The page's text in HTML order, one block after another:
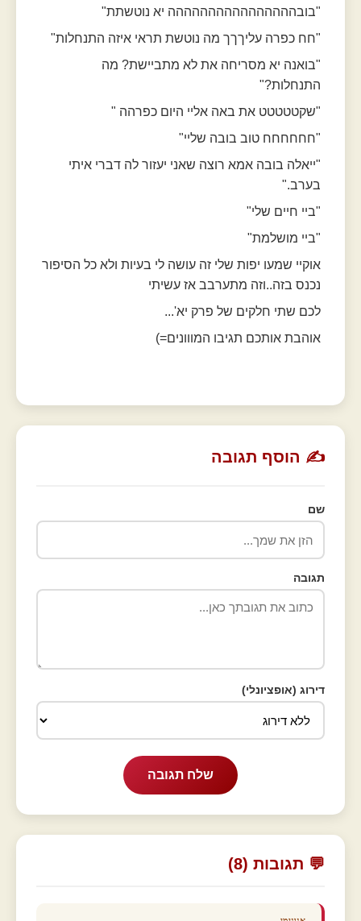
"בובהההההההההההההההה יא נוטשתת"
"חח כפרה עליךךך מה נוטשת תראי איזה התנחלות"
"בואנה יא מסריחה את לא מתביישת? מה
התנחלות?"
"שקטטטטט את באה אליי היום כפרהה "
"חחחחחח טוב בובה שליי"
"ייאלה בובה אמא רוצה שאני יעזור לה דברי איתי
בערב."
"ביי חיים שלי"
"ביי מושלמת"
אוקיי שמעו יפות שלי זה עושה לי בעיות ולא כל הסיפור
נכנס בזה..וזה מתערבב אז עשיתי
לכם שתי חלקים של פרק יא'...
אוהבת אותכם תגיבו המווונים=)
✍️ הוסף תגובה
שם
תגובה
דירוג (אופציונלי)
שלח תגובה
💬 תגובות (8)